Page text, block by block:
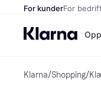
For kunderFor
Klarna/Shopping/